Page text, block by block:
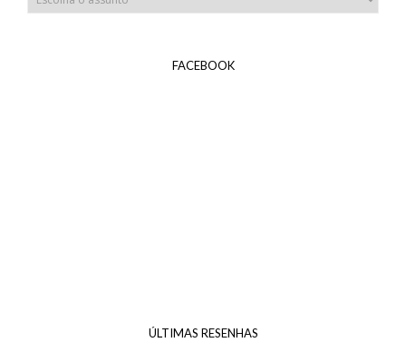
FACEBOOK
ÚLTIMAS RESENHAS